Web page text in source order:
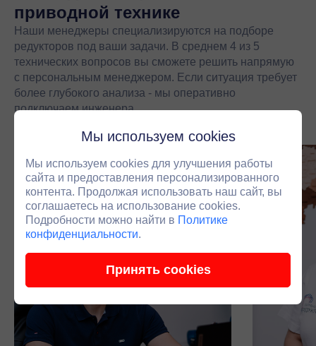
приводной технике
Наши менеджеры специализируются на подборе
редукторов под ваши задачи. В среднем 4 из 5
технических вопросов вы сможете решить напрямую
с персональным менеджером. Если ситуация требует
более глубокого анализа - мы оперативно
подключаем инженера.
Мы используем cookies
Мы используем cookies для улучшения работы
сайта и предоставления персонализированного
контента. Продолжая использовать наш сайт, вы
соглашаетесь на использование cookies.
Подробности можно найти в Политике
конфиденциальности.
Принять cookies